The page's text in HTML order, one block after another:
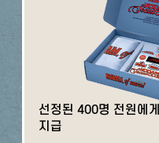
선정된 400명 전원에
지급